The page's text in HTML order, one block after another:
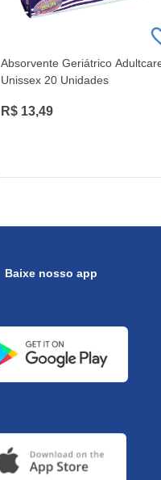
Absorvente Geriátrico
Unissex 20 Unidades
R$ 13,49
Baixe nosso app